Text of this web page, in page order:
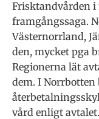
Frisktandvården i
framgångssaga.
Västernorrland,
den, mycket pga
Regionerna lät
dem. I Norrbotten
vård enligt avtalet.